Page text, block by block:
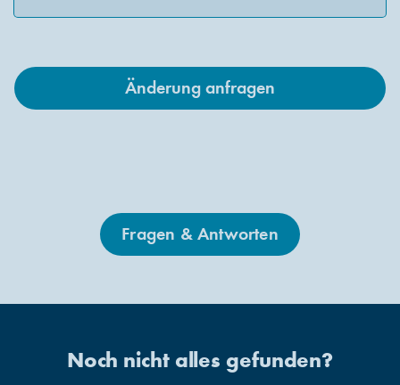
Änderung anfragen
Fragen & Antworten
Noch nicht alles gefunden?